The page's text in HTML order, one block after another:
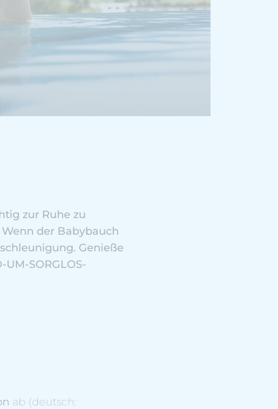
zur Ruhe zu
der Babybauch
Genieße
SORGLOS-
ab (deutsch: